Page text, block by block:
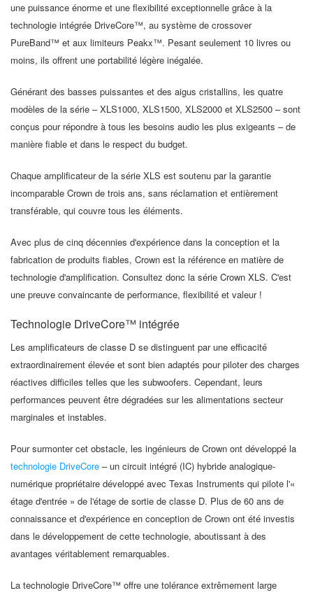
une puissance énorme et une flexibilité exceptionnelle grâce à la
technologie intégrée DriveCore™, au système de crossover
PureBand™ et aux limiteurs Peakx™. Pesant seulement 10 livres ou
moins, ils offrent une portabilité légère inégalée.
Générant des basses puissantes et des aigus cristallins, les quatre
modèles de la série – XLS1000, XLS1500, XLS2000 et XLS2500 – sont
conçus pour répondre à tous les besoins audio les plus exigeants – de
manière fiable et dans le respect du budget.
Chaque amplificateur de la série XLS est soutenu par la garantie
incomparable Crown de trois ans, sans réclamation et entièrement
transférable, qui couvre tous les éléments.
Avec plus de cinq décennies d'expérience dans la conception et la
fabrication de produits fiables, Crown est la référence en matière de
technologie d'amplification. Consultez donc la série Crown XLS. C'est
une preuve convaincante de performance, flexibilité et valeur !
Technologie DriveCore™ intégrée
Les amplificateurs de classe D se distinguent par une efficacité
extraordinairement élevée et sont bien adaptés pour piloter des charges
réactives difficiles telles que les subwoofers. Cependant, leurs
performances peuvent être dégradées sur les alimentations secteur
marginales et instables.
Pour surmonter cet obstacle, les ingénieurs de Crown ont développé la
technologie DriveCore – un circuit intégré (IC) hybride analogique-
numérique propriétaire développé avec Texas Instruments qui pilote l'«
étage d'entrée » de l'étage de sortie de classe D. Plus de 60 ans de
connaissance et d'expérience en conception de Crown ont été investis
dans le développement de cette technologie, aboutissant à des
avantages véritablement remarquables.
La technologie DriveCore™ offre une tolérance extrêmement large